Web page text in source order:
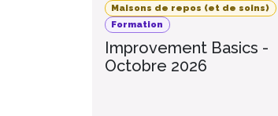
Maisons de repos (et de soins)
Formation
Improvement Basics -
Octobre 2026